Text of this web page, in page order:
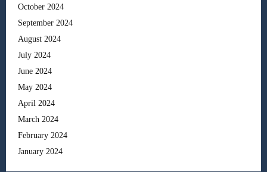
October 2024
September 2024
August 2024
July 2024
June 2024
May 2024
April 2024
March 2024
February 2024
January 2024